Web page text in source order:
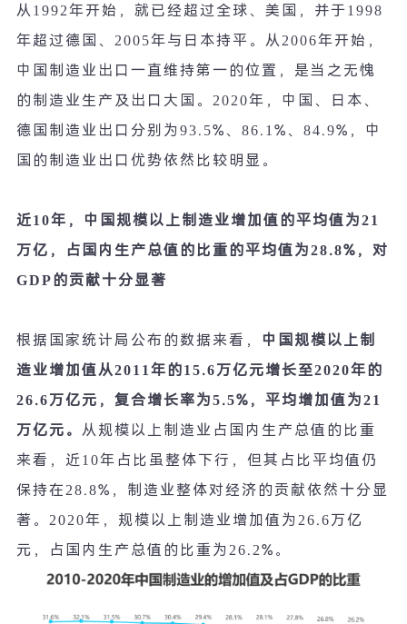
从 1992年开始，就已经超过全球、美国，并于1998
年超过德国、 2005年与日本持平。从2006年开始，
中国制造业出口一直维持第一的位置，是当之无愧
的制造业生产及出口大国。 2020年，中国、日本、
德国制造业出口分别为 93.5%、 86.1%、 84.9% ，中
国的制造业出口优势依然比较明显。
近10年，中国规模以上制造业增加值的平均值为21
万亿，占国内生产总值的比重的平均值为28.8% ，对
GDP的贡献十分显著
根据国家统计局公布的数据来看， 中国规模以上制
造业增加值从2011年的15.6万亿元增长至2020年的
26.6万亿元，复合增长率为5.5% ，平均增加值为21
万亿元。 从规模以上制造业占国内生产总值的比重
来看，近 10年占比虽整体下行，但其占比平均值仍
保持在28.8% ，制造业整体对经济的贡献依然十分显
著。 2020年，规模以上制造业增加值为 26.6万亿
元，占国内生产总值的比重为 26.2% 。